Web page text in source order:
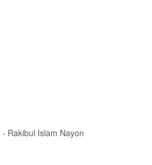
- Rakibul Islam Nayon